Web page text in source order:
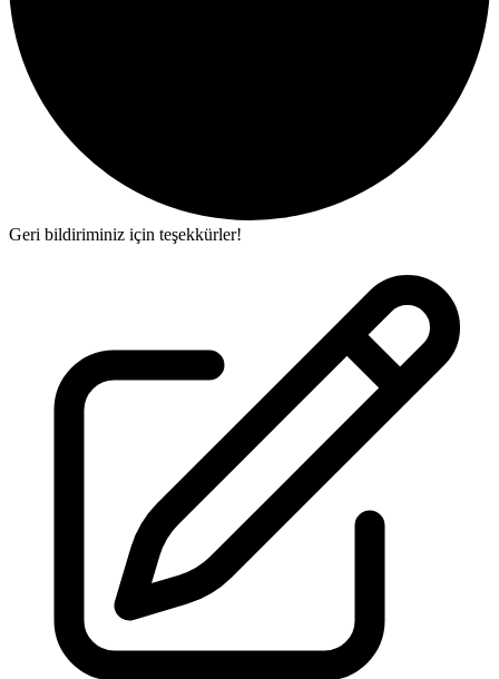
Geri bildiriminiz için teşekkürler!